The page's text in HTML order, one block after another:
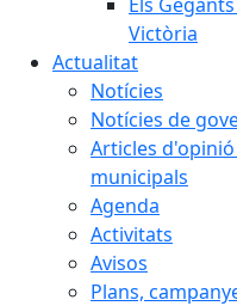
Victòria
Actualitat
Notícies
Notícies de
Articles
municipals
Agenda
Activitats
Avisos
Plans,